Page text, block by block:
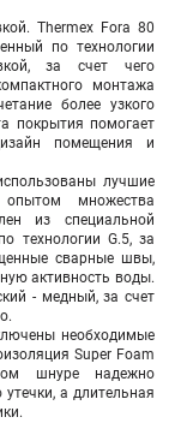
Thermex Fora 80
по технологии
за счет чего
монтажа
более узкого
покрытия помогает
помещения и
лучшие
множества
из специальной
технологии G.5, за
сварные швы,
активность воды.
- медный, за счет
необходимые
Super Foam
шнуре надежно
а длительная